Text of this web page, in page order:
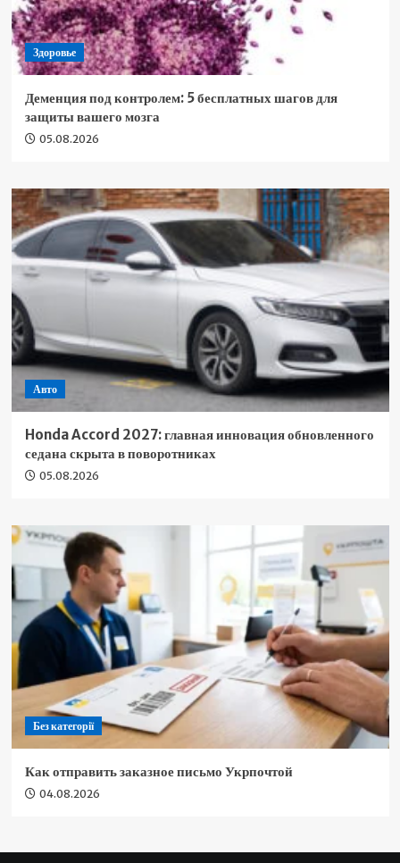
Здоровье
Деменция под контролем: 5 бесплатных шагов для
защиты вашего мозга
05.08.2026
Авто
Honda Accord 2027: главная инновация обновленного
седана скрыта в поворотниках
05.08.2026
Без категорії
Как отправить заказное письмо Укрпочтой
04.08.2026